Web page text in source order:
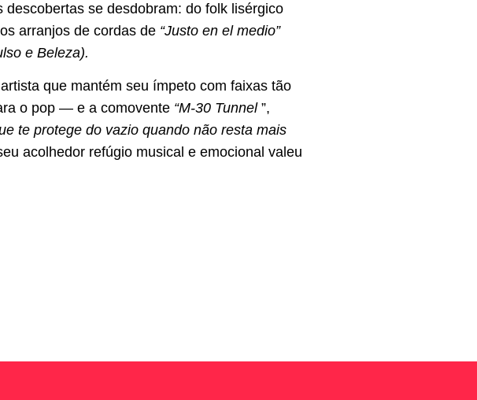
se desdobram: do folk lisérgico
arranjos de cordas de “Justo en el medio”
e Beleza).
que mantém seu ímpeto com faixas tão
o pop — e a comovente “M-30 Tunnel”,
te protege do vazio quando não resta mais
acolhedor refúgio musical e emocional valeu